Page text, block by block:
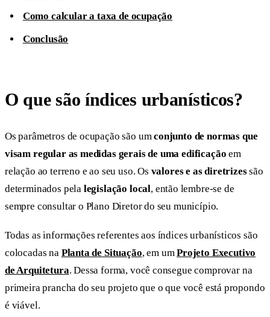
Como calcular a taxa de ocupação
Conclusão
O que são índices urbanísticos?
Os parâmetros de ocupação são umconjunto de normas que
visam regular as medidas gerais de uma edificação em
relação ao terreno e ao seu uso. Os valores e as diretrizessão
determinados pela legislação local, então lembre-se de
sempre consultar o Plano Diretor do seu município.
Todas as informações referentes aos índices urbanísticos são
colocadas na Planta de Situação, em umProjeto Executivo
de Arquitetura. Dessa forma, você consegue comprovar na
primeira prancha do seu projeto que o que você está propondo
é viável.